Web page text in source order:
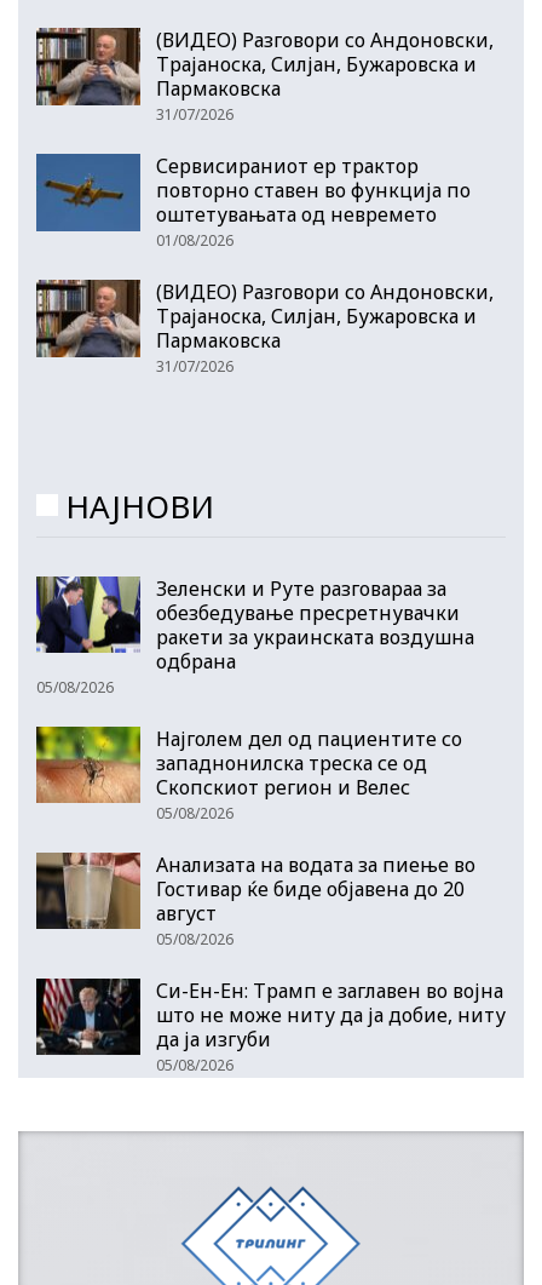
(ВИДЕО) Разговори со Андоновски,
Трајаноска, Силјан, Бужаровска и
Пармаковска
31/07/2026
Сервисираниот ер трактор
повторно ставен во функција по
оштетувањата од невремето
01/08/2026
(ВИДЕО) Разговори со Андоновски,
Трајаноска, Силјан, Бужаровска и
Пармаковска
31/07/2026
НАЈНОВИ
Зеленски и Руте разговараа за
обезбедување пресретнувачки
ракети за украинската воздушна
одбрана
05/08/2026
Најголем дел од пациентите сo
западнонилска треска се од
Скопскиот регион и Велес
05/08/2026
Анализата на водата за пиење во
Гостивар ќе биде објавена до 20
август
05/08/2026
Си-Ен-Ен: Трамп е заглавен во војна
што не може ниту да ја добие, ниту
да ја изгуби
05/08/2026